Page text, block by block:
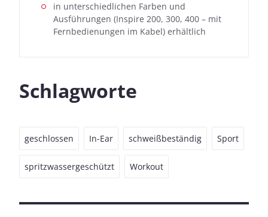
in unterschiedlichen Farben und
Ausführungen (Inspire 200, 300, 400 – mit
Fernbedienungen im Kabel) erhältlich
Schlagworte
geschlossen In-Ear schweißbeständig Sport
spritzwassergeschützt Workout